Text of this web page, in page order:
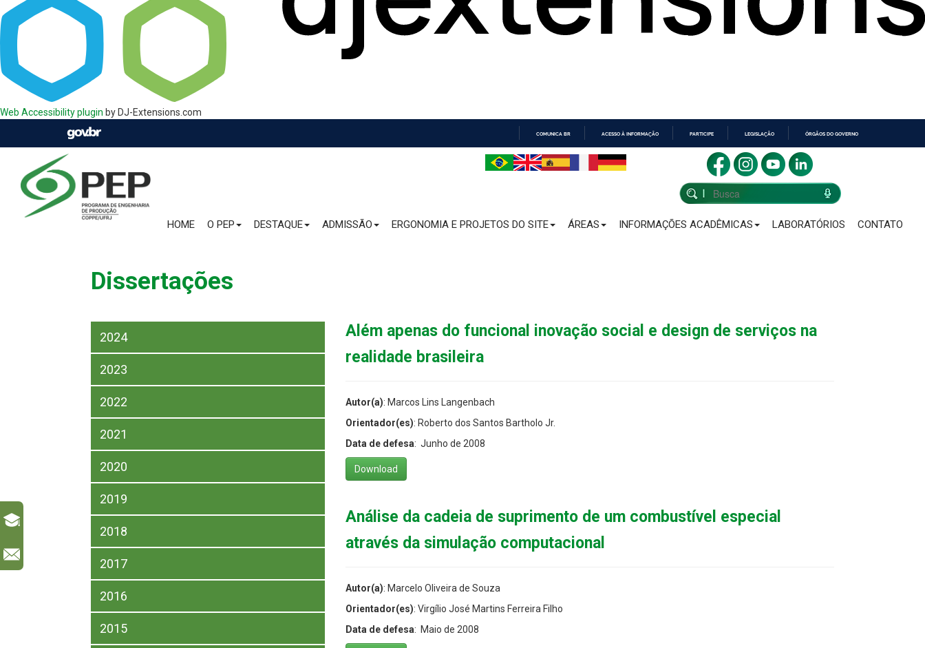
Web Accessibility plugin by DJ-Extensions.com
COMUNICA BR ACESSO À INFORMAÇÃO PARTICIPE LEGISLAÇÃO ÓRGÃOS DO GOVERNO
HOME O PEP DESTAQUE ADMISSÃO ERGONOMIA E PROJETOS DO SITE ÁREAS INFORMAÇÕES ACADÊMICAS LABORATÓRIOS CONTATO
Dissertações
2024
2023
2022
2021
2020
2019
2018
2017
2016
2015
Além apenas do funcional inovação social e design de serviços na
realidade brasileira
Autor(a): Marcos Lins Langenbach
Orientador(es): Roberto dos Santos Bartholo Jr.
Data de defesa: Junho de 2008
Download
Análise da cadeia de suprimento de um combustível especial
através da simulação computacional
Autor(a): Marcelo Oliveira de Souza
Orientador(es): Virgílio José Martins Ferreira Filho
Data de defesa: Maio de 2008